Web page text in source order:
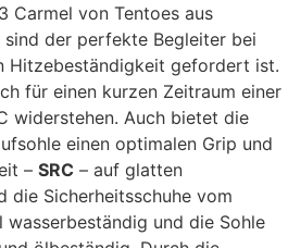
Carmel von Tentoes aus
der perfekte Begleiter bei
Hitzebeständigkeit gefordert ist.
für einen kurzen Zeitraum einer
widerstehen. Auch bietet die
einen optimalen Grip und
– SRC – auf glatten
die Sicherheitsschuhe vom
wasserbeständig und die Sohle